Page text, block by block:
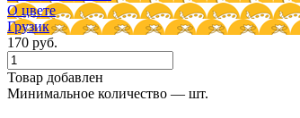
О цвете
Грузик
170 руб.
Товар добавлен
Минимальное количество — шт.